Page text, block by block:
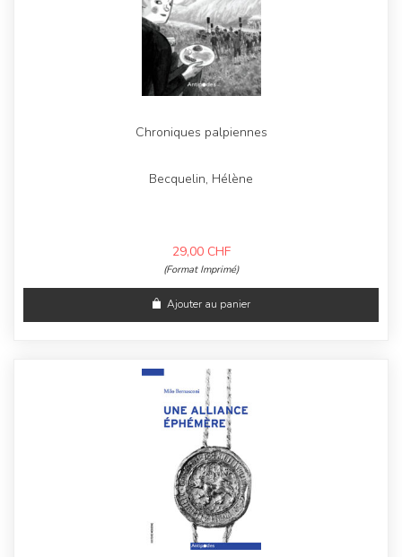
Chroniques palpiennes
Becquelin, Hélène
29,00 CHF
(Format Imprimé)
Ajouter au panier